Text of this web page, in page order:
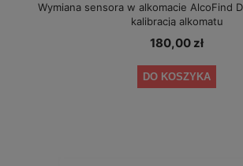
Wymiana sensora w alkomacie AlcoFind
kalibracją alkomatu
180,00 zł
DO KOSZYKA